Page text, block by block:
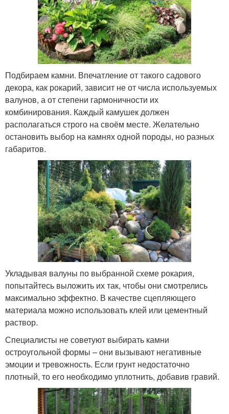
Подбираем камни. Впечатление от такого садового
декора, как рокарий, зависит не от числа используемых
валунов, а от степени гармоничности их
комбинирования. Каждый камушек должен
располагаться строго на своём месте. Желательно
остановить выбор на камнях одной породы, но разных
габаритов.
Укладывая валуны по выбранной схеме рокария,
попытайтесь выложить их так, чтобы они смотрелись
максимально эффектно. В качестве сцепляющего
материала можно использовать клей или цементный
раствор.
Специалисты не советуют выбирать камни
остроугольной формы – они вызывают негативные
эмоции и тревожность. Если грунт недостаточно
плотный, то его необходимо уплотнить, добавив гравий.